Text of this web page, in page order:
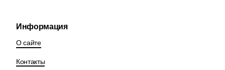
Информация
О сайте
Контакты